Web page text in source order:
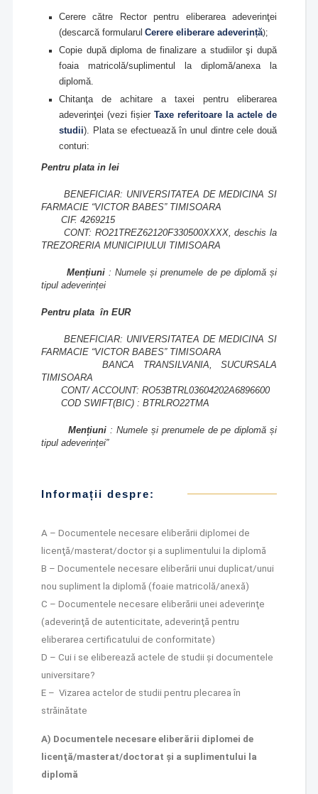
Cerere către Rector pentru eliberarea adeverinţei
(descarcă formularul Cerere eliberare adeverință);
Copie după diploma de finalizare a studiilor şi după
foaia matricolă/suplimentul la diplomă/anexa la
diplomă.
Chitanţa de achitare a taxei pentru eliberarea
adeverinţei (vezi fișier Taxe referitoare la actele de
studii). Plata se efectuează în unul dintre cele două
conturi:
Pentru plata in lei
BENEFICIAR: UNIVERSITATEA DE MEDICINA SI
FARMACIE “VICTOR BABES” TIMISOARA
CIF. 4269215
CONT: RO21TREZ62120F330500XXXX, deschis la
TREZORERIA MUNICIPIULUI TIMISOARA
Mențiuni: Numele și prenumele de pe diplomă și
tipul adeverinței
Pentru plata în EUR
BENEFICIAR: UNIVERSITATEA DE MEDICINA SI
FARMACIE “VICTOR BABES” TIMISOARA
BANCA TRANSILVANIA, SUCURSALA
TIMISOARA
CONT/ ACCOUNT: RO53BTRL03604202A6896600
COD SWIFT(BIC) : BTRLRO22TMA
Mențiuni : Numele și prenumele de pe diplomă și
tipul adeverinței”
Informații despre:
A – Documentele necesare eliberării diplomei de
licenţă/masterat/doctor şi a suplimentului la diplomă
B – Documentele necesare eliberării unui duplicat/unui
nou supliment la diplomă (foaie matricolă/anexă)
C – Documentele necesare eliberării unei adeverinţe
(adeverinţă de autenticitate, adeverinţă pentru
eliberarea certificatului de conformitate)
D – Cui i se eliberează actele de studii și documentele
universitare?
E – Vizarea actelor de studii pentru plecarea în
străinătate
A) Documentele necesare eliberării diplomei de
licenţă/masterat/doctorat şi a suplimentului la
diplomă